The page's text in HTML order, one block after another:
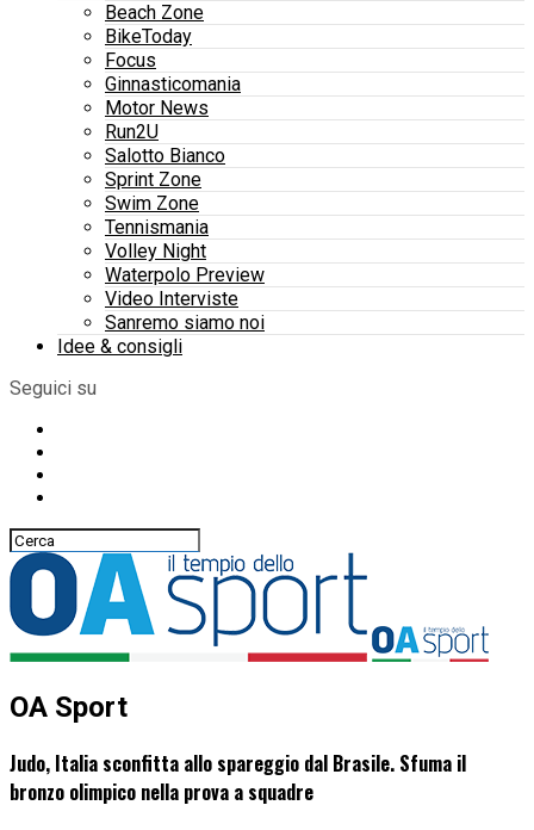
Beach Zone
BikeToday
Focus
Ginnasticomania
Motor News
Run2U
Salotto Bianco
Sprint Zone
Swim Zone
Tennismania
Volley Night
Waterpolo Preview
Video Interviste
Sanremo siamo noi
Idee & consigli
Seguici su
OA Sport
Judo, Italia sconfitta allo spareggio dal Brasile. Sfuma il
bronzo olimpico nella prova a squadre